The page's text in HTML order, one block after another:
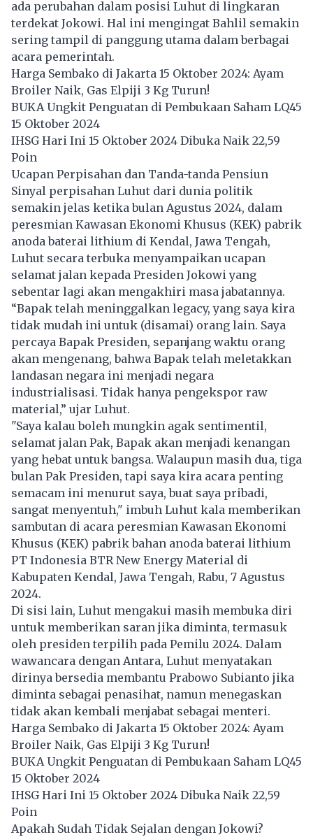
ada perubahan dalam posisi Luhut di lingkaran
terdekat Jokowi. Hal ini mengingat Bahlil semakin
sering tampil di panggung utama dalam berbagai
acara pemerintah.
Harga Sembako di Jakarta 15 Oktober 2024: Ayam
Broiler Naik, Gas Elpiji 3 Kg Turun!
BUKA Ungkit Penguatan di Pembukaan Saham LQ45
15 Oktober 2024
IHSG Hari Ini 15 Oktober 2024 Dibuka Naik 22,59
Poin
Ucapan Perpisahan dan Tanda-tanda Pensiun
Sinyal perpisahan Luhut dari dunia politik
semakin jelas ketika bulan Agustus 2024, dalam
peresmian Kawasan Ekonomi Khusus (KEK) pabrik
anoda baterai lithium di Kendal, Jawa Tengah,
Luhut secara terbuka menyampaikan ucapan
selamat jalan kepada Presiden Jokowi yang
sebentar lagi akan mengakhiri masa jabatannya.
“Bapak telah meninggalkan legacy, yang saya kira
tidak mudah ini untuk (disamai) orang lain. Saya
percaya Bapak Presiden, sepanjang waktu orang
akan mengenang, bahwa Bapak telah meletakkan
landasan negara ini menjadi negara
industrialisasi. Tidak hanya pengekspor raw
material,” ujar Luhut.
"Saya kalau boleh mungkin agak sentimentil,
selamat jalan Pak, Bapak akan menjadi kenangan
yang hebat untuk bangsa. Walaupun masih dua, tiga
bulan Pak Presiden, tapi saya kira acara penting
semacam ini menurut saya, buat saya pribadi,
sangat menyentuh," imbuh Luhut kala memberikan
sambutan di acara peresmian Kawasan Ekonomi
Khusus (KEK) pabrik bahan anoda baterai lithium
PT Indonesia BTR New Energy Material di
Kabupaten Kendal, Jawa Tengah, Rabu, 7 Agustus
2024.
Di sisi lain, Luhut mengakui masih membuka diri
untuk memberikan saran jika diminta, termasuk
oleh presiden terpilih pada Pemilu 2024. Dalam
wawancara dengan Antara, Luhut menyatakan
dirinya bersedia membantu Prabowo Subianto jika
diminta sebagai penasihat, namun menegaskan
tidak akan kembali menjabat sebagai menteri.
Harga Sembako di Jakarta 15 Oktober 2024: Ayam
Broiler Naik, Gas Elpiji 3 Kg Turun!
BUKA Ungkit Penguatan di Pembukaan Saham LQ45
15 Oktober 2024
IHSG Hari Ini 15 Oktober 2024 Dibuka Naik 22,59
Poin
Apakah Sudah Tidak Sejalan dengan Jokowi?